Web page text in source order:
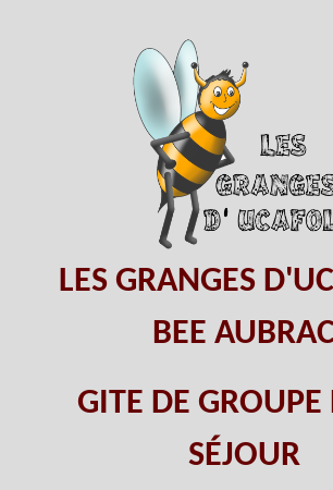
LES GRANGES
BEE
GITE DE GROUPE
SÉJOUR